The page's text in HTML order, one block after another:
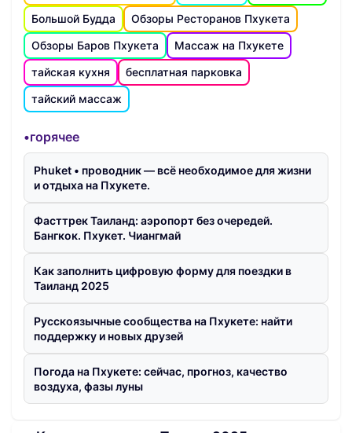
Большой Будда
Обзоры Ресторанов Пхукета
Обзоры Баров Пхукета
Массаж на Пхукете
тайская кухня
бесплатная парковка
тайский массаж
•горячее
Phuket • проводник — всё необходимое для жизни
и отдыха на Пхукете.
Фасттрек Таиланд: аэропорт без очередей.
Бангкок. Пхукет. Чиангмай
Как заполнить цифровую форму для поездки в
Таиланд 2025
Русскоязычные сообщества на Пхукете: найти
поддержку и новых друзей
Погода на Пхукете: сейчас, прогноз, качество
воздуха, фазы луны